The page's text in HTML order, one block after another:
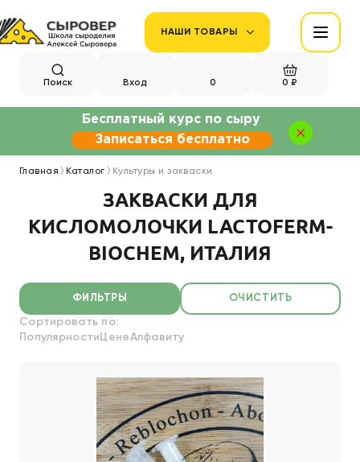
НАШИ ТОВАРЫ
Поиск Вход 0 0 ₽
Главная Каталог Культуры и закваски
ЗАКВАСКИ ДЛЯ
КИСЛОМОЛОЧКИ LACTOFERM-
BIOCHEM, ИТАЛИЯ
ФИЛЬТРЫ ОЧИСТИТЬ
Сортировать по:
Популярности ЦенеАлфавиту
Записаться бесплатно
Бесплатный курс по сыру